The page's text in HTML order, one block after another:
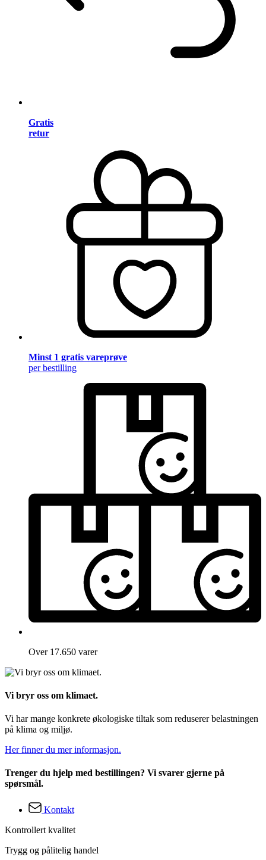
Gratis
retur
Minst 1 gratis vareprøve
per bestilling
Over 17.650 varer
Vi bryr oss om klimaet.
Vi har mange konkrete økologiske tiltak som reduserer belastningen
på klima og miljø.
Her finner du mer informasjon.
Trenger du hjelp med bestillingen? Vi svarer gjerne på
spørsmål.
Kontakt
Kontrollert kvalitet
Trygg og pålitelig handel